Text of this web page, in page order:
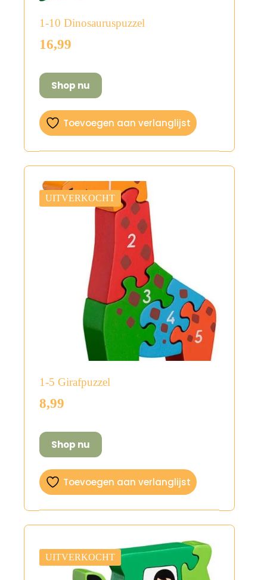
1-10 Dinosauruspuzzel
16,99
Shop nu
Toevoegen aan verlanglijst
UITVERKOCHT
1-5 Girafpuzzel
8,99
Shop nu
Toevoegen aan verlanglijst
UITVERKOCHT